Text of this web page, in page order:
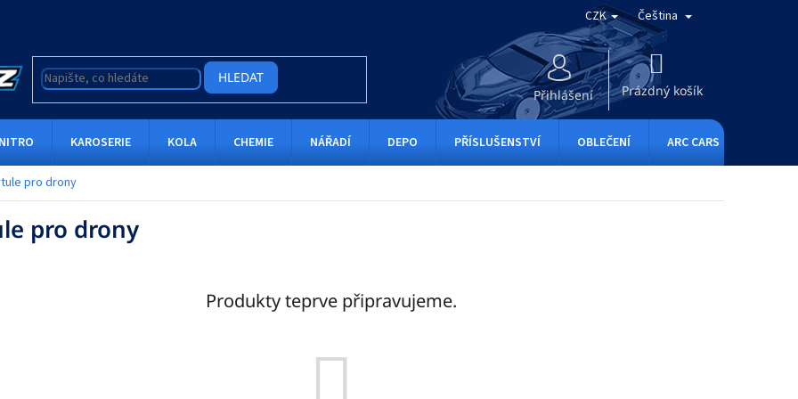
CZK Čeština
HLEDAT
Přihlášení
KOŠÍK
Prázdný košík
NITRO KAROSERIE KOLA CHEMIE NÁŘADÍ DEPO PŘÍSLUŠENSTVÍ OBLEČENÍ ARC CARS
pro drony
pro drony
Produkty teprve připravujeme.